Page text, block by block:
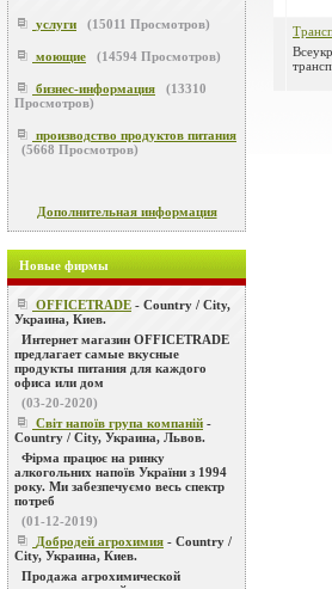
услуги (15011 Просмотров)
моющие (14594 Просмотров)
бизнес-информация (13310
Просмотров)
производство продуктов питания
(5668 Просмотров)
Дополнительная информация
Новые фирмы
OFFICETRADE - Country / City,
Украина, Киев.
Интернет магазин OFFICETRADE
предлагает самые вкусные
продукты питания для каждого
офиса или дом
(03-20-2020)
Світ напоїв група компаній -
Country / City, Украина, Львов.
Фірма працює на ринку
алкогольних напоїв України з 1994
року. Ми забезпечуємо весь спектр
потреб
(01-12-2019)
Добродей агрохимия - Country /
City, Украина, Киев.
Продажа агрохимической